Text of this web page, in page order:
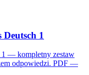
1
1 — kompletny zestaw
odpowiedzi. PDF —